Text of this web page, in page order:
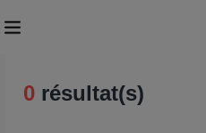
0 résultat(s)